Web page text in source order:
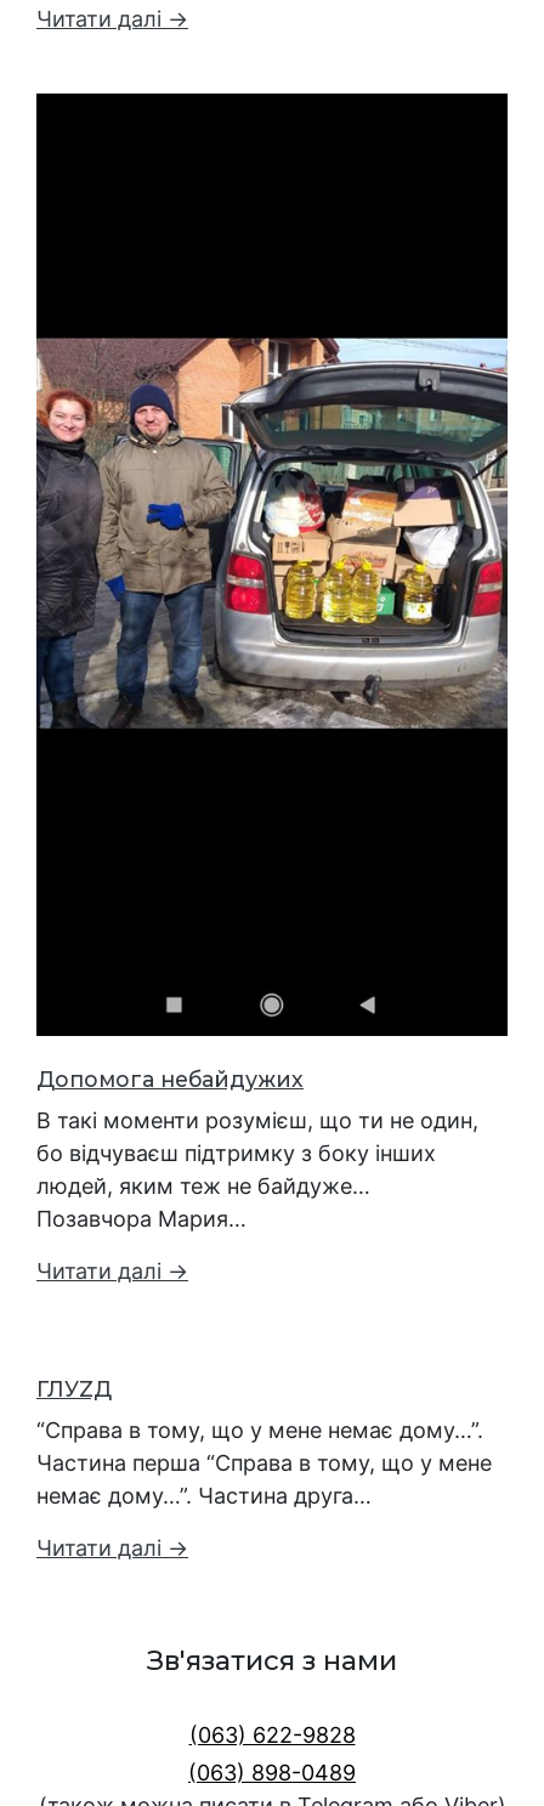
Читати далі →
Допомога небайдужих
В такі моменти розумієш, що ти не один,
бо відчуваєш підтримку з боку інших
людей, яким теж не байдуже…
Позавчора Мария…
Читати далі →
ГЛУZД
“Справа в тому, що у мене немає дому…”.
Частина перша “Справа в тому, що у мене
немає дому…”. Частина друга…
Читати далі →
Зв'язатися з нами
(063) 622-9828
(063) 898-0489